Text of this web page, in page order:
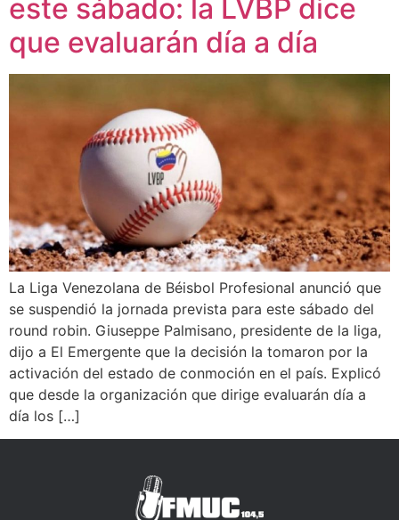
este sábado: la LVBP dice
que evaluarán día a día
La Liga Venezolana de Béisbol Profesional anunció que
se suspendió la jornada prevista para este sábado del
round robin. Giuseppe Palmisano, presidente de la liga,
dijo a El Emergente que la decisión la tomaron por la
activación del estado de conmoción en el país. Explicó
que desde la organización que dirige evaluarán día a
día los […]